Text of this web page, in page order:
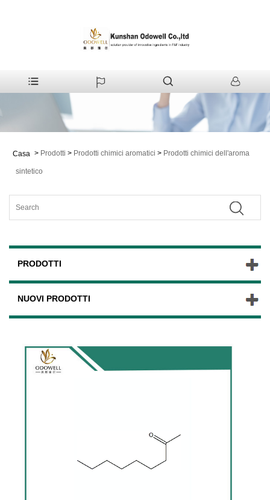
Casa > Prodotti > Prodotti chimici aromatici > Prodotti chimici dell'aroma
sintetico
PRODOTTI
NUOVI PRODOTTI